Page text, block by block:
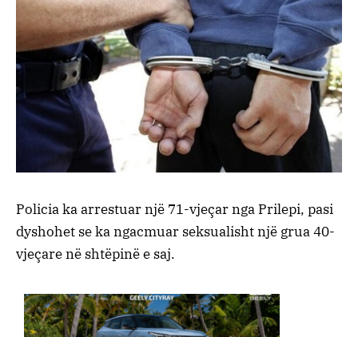
Policia ka arrestuar një 71-vjeçar nga Prilepi, pasi
dyshohet se ka ngacmuar seksualisht një grua 40-
vjeçare në shtëpinë e saj.